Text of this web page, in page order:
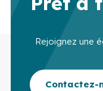
Rejoignez une
Contactez-